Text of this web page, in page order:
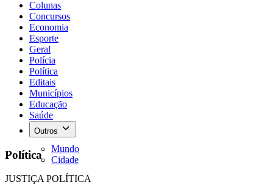
Colunas
Concursos
Economia
Esporte
Geral
Polícia
Política
Editais
Municípios
Educação
Saúde
Outros
Mundo
Cidade
Política
JUSTIÇA POLÍTICA